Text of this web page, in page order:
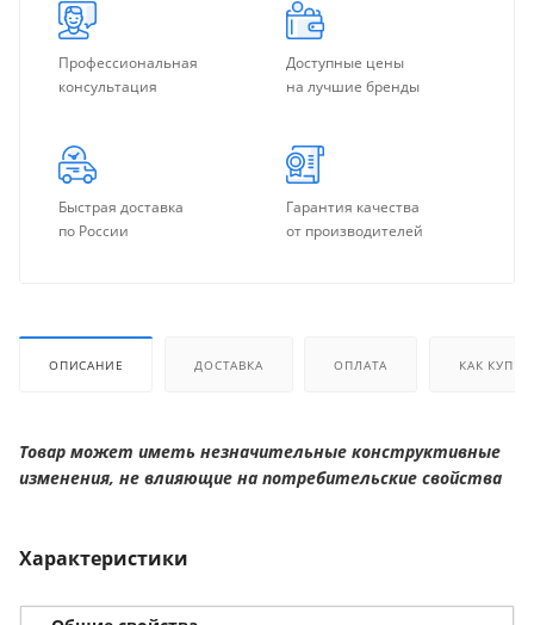
Профессиональная
консультация
Доступные цены
на лучшие бренды
Быстрая доставка
по России
Гарантия качества
от производителей
ОПИСАНИЕ ДОСТАВКА ОПЛАТА КАК
Товар может иметь незначительные конструктивные
изменения, не влияющие на потребительские свойства
Характеристики